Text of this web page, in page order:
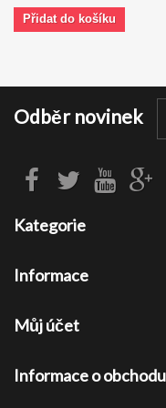
Přidat do košíku
Odběr novinek
Kategorie
Informace
Můj účet
Informace o obchodu